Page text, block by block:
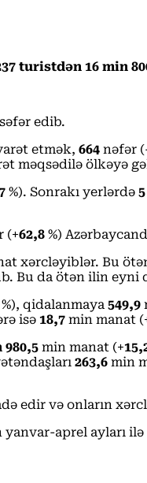
turistdən 16 min
edib.
etmək, 664 nəfər
məqsədilə ölkəyə
%). Sonrakı yerlərdə
(+62,8 %)
xərcləyiblər. Bu
Bu da ötən ilin eyni
%), qidalanmaya 549,9
isə 18,7 min manat
min manat (+
263,6 min
edir və onların
aprel ayları